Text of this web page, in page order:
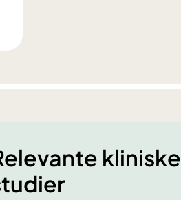
kliniske